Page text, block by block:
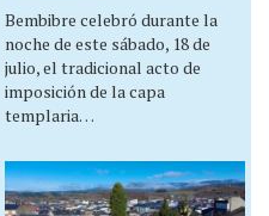
Bembibre celebró durante la
noche de este sábado, 18 de
julio, el tradicional acto de
imposición de la capa
templaria…